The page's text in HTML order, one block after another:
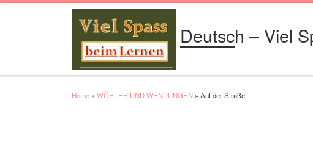
Deutsch – Viel
Home » WÖRTER UND WENDUNGEN » Auf der Straße